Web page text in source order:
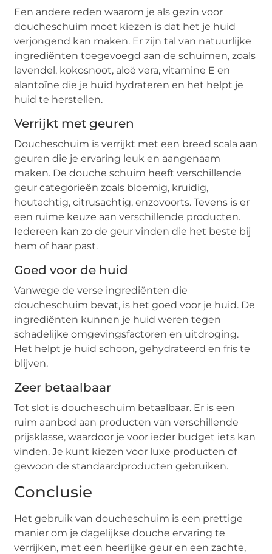
Een andere reden waarom je als gezin voor
doucheschuim moet kiezen is dat het je huid
verjongend kan maken. Er zijn tal van natuurlijke
ingrediënten toegevoegd aan de schuimen, zoals
lavendel, kokosnoot, aloë vera, vitamine E en
alantoïne die je huid hydrateren en het helpt je
huid te herstellen.
Verrijkt met geuren
Doucheschuim is verrijkt met een breed scala aan
geuren die je ervaring leuk en aangenaam
maken. De douche schuim heeft verschillende
geur categorieën zoals bloemig, kruidig,
houtachtig, citrusachtig, enzovoorts. Tevens is er
een ruime keuze aan verschillende producten.
Iedereen kan zo de geur vinden die het beste bij
hem of haar past.
Goed voor de huid
Vanwege de verse ingrediënten die
doucheschuim bevat, is het goed voor je huid. De
ingrediënten kunnen je huid weren tegen
schadelijke omgevingsfactoren en uitdroging.
Het helpt je huid schoon, gehydrateerd en fris te
blijven.
Zeer betaalbaar
Tot slot is doucheschuim betaalbaar. Er is een
ruim aanbod aan producten van verschillende
prijsklasse, waardoor je voor ieder budget iets kan
vinden. Je kunt kiezen voor luxe producten of
gewoon de standaardproducten gebruiken.
Conclusie
Het gebruik van doucheschuim is een prettige
manier om je dagelijkse douche ervaring te
verrijken, met een heerlijke geur en een zachte,